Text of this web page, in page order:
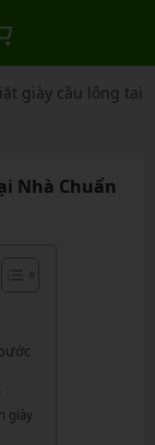
giày cầu lông tại
Nhà Chuẩn
giày